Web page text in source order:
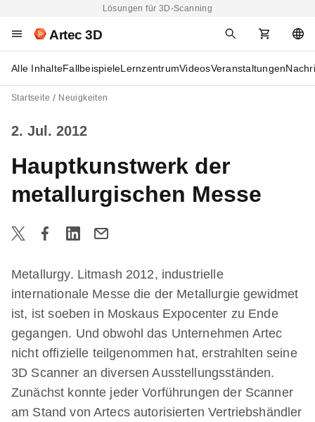
Lösungen für 3D-Scanning
Artec 3D
Alle InhalteFallbeispieleLernzentrumVideosVeranstaltungen
Startseite Neuigkeiten
2. Jul. 2012
Hauptkunstwerk der
metallurgischen Messe
Metallurgy. Litmash 2012, industrielle
internationale Messe die der Metallurgie gewidmet
ist, ist soeben in Moskaus Expocenter zu Ende
gegangen. Und obwohl das Unternehmen Artec
nicht offizielle teilgenommen hat, erstrahlten seine
3D Scanner an diversen Ausstellungsständen.
Zunächst konnte jeder Vorführungen der Scanner
am Stand von Artecs autorisierten Vertriebshändler